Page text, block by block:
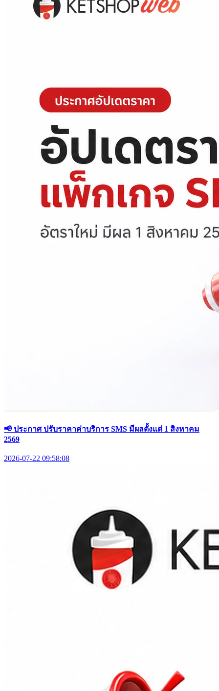
📢 ประกาศ ปรับราคาค่าบริการ SMS มีผลตั้งแต่ 1 สิงหาคม
2569
2026-07-22 09:58:08